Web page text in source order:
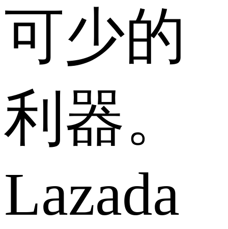
可少的
利器。
Lazada